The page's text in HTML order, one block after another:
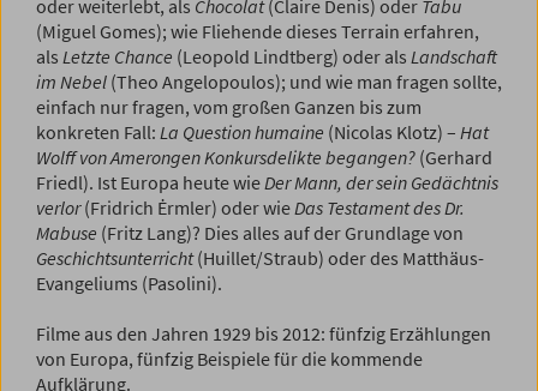
oder weiterlebt, als Chocolat(Claire Denis) oder Tabu
(Miguel Gomes); wie Fliehende dieses Terrain erfahren,
als Letzte Chance (Leopold Lindtberg) oder als Landschaft
im Nebel (Theo Angelopoulos); und wie man fragen sollte,
einfach nur fragen, vom großen Ganzen bis zum
konkreten Fall: La Question humaine (Nicolas Klotz) – Hat
Wolff von Amerongen Konkursdelikte begangen? (Gerhard
Friedl). Ist Europa heute wieDer Mann, der sein Gedächtnis
verlor(Fridrich Ėrmler) oder wieDas Testament des Dr.
Mabuse (Fritz Lang)? Dies alles auf der Grundlage von
Geschichtsunterricht(Huillet/Straub) oder des Matthäus-
Evangeliums (Pasolini).
Filme aus den Jahren 1929 bis 2012: fünfzig Erzählungen
von Europa, fünfzig Beispiele für die kommende
Aufklärung.